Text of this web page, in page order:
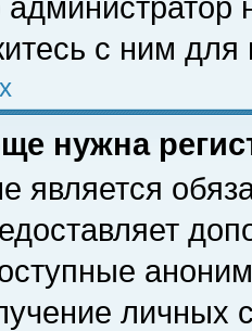
с ним для
нужна
является
личных